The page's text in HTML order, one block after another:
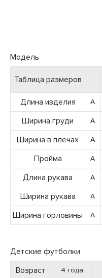
Модель
Таблица размеров
Длина изделия A
Ширина груди A
Ширина в плечах A
Пройма A
Длина рукава A
Ширина рукава A
Ширина горловины A
Детские футболки
Возраст
4 года